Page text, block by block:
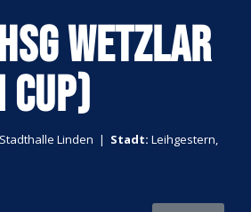
WETZLAR
CUP)
Stadthalle Linden | Stadt: Leihgestern,